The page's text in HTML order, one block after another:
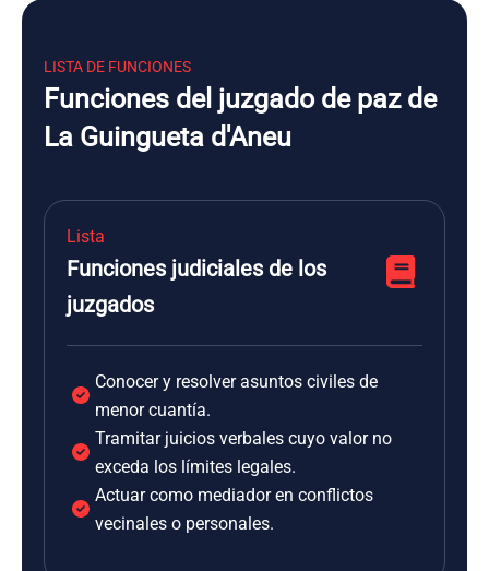
LISTA DE FUNCIONES
Funciones del juzgado de paz de
La Guingueta d'Aneu
Lista
Funciones judiciales de los
juzgados
Conocer y resolver asuntos civiles de
menor cuantía.
Tramitar juicios verbales cuyo valor no
exceda los límites legales.
Actuar como mediador en conflictos
vecinales o personales.